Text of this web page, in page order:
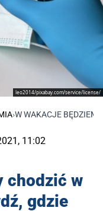
leo2014/pixabay.com/service/license/
›W WAKACJE
11:02
chodzić w
gdzie